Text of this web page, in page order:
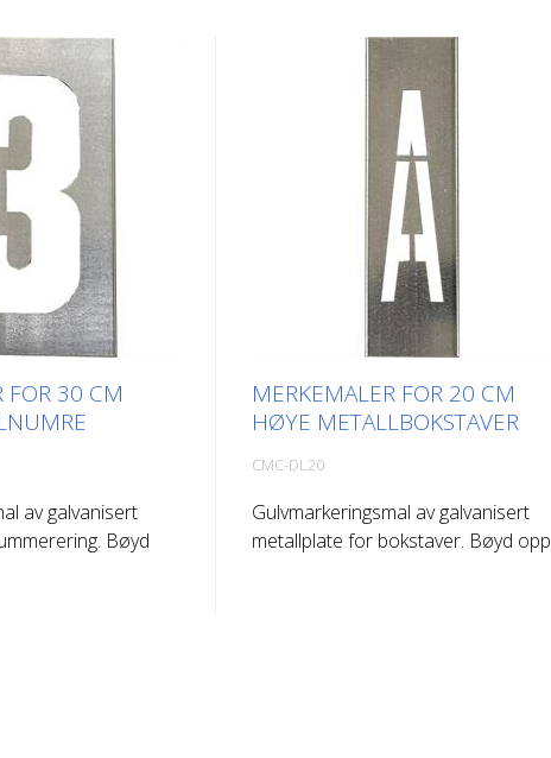
FOR 30 CM
av galvanisert
Bøyd
MERKEMALER FOR 20 CM
HØYE METALLBOKSTAVER
CMC-DL20
Gulvmarkeringsmal av galvanisert
metallplate for bokstaver. Bøyd opp